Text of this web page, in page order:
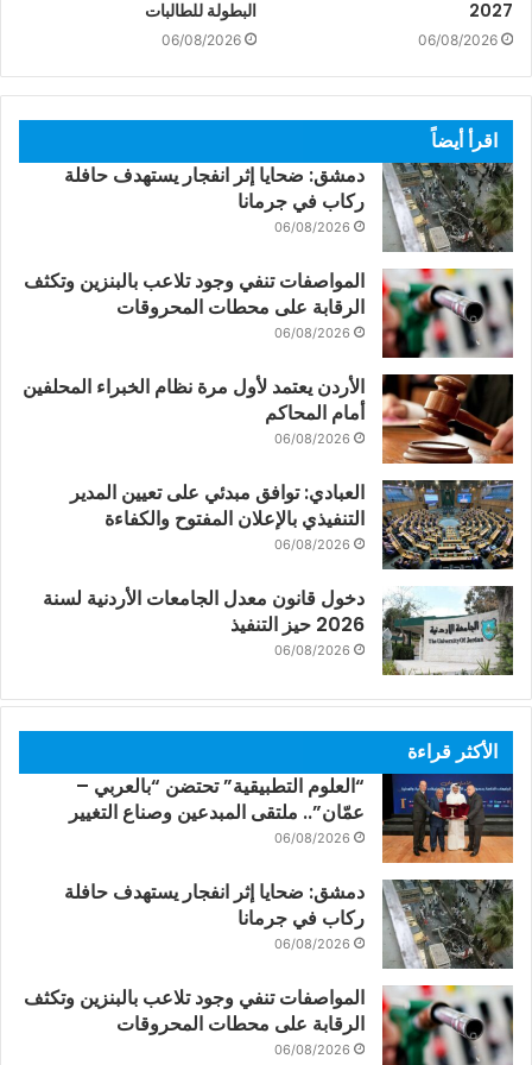
2027
06/08/2026
البطولة للطالبات
06/08/2026
اقرأ أيضاً
دمشق: ضحايا إثر انفجار يستهدف حافلة
ركاب في جرمانا
06/08/2026
المواصفات تنفي وجود تلاعب بالبنزين وتكثف
الرقابة على محطات المحروقات
06/08/2026
الأردن يعتمد لأول مرة نظام الخبراء المحلفين
أمام المحاكم
06/08/2026
العبادي: توافق مبدئي على تعيين المدير
التنفيذي بالإعلان المفتوح والكفاءة
06/08/2026
دخول قانون معدل الجامعات الأردنية لسنة
2026 حيز التنفيذ
06/08/2026
الأكثر قراءة
“العلوم التطبيقية” تحتضن “بالعربي –
عمّان”.. ملتقى المبدعين وصناع التغيير
06/08/2026
دمشق: ضحايا إثر انفجار يستهدف حافلة
ركاب في جرمانا
06/08/2026
المواصفات تنفي وجود تلاعب بالبنزين وتكثف
الرقابة على محطات المحروقات
06/08/2026